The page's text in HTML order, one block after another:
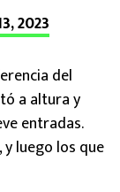
2023
del
a altura y
entradas.
luego los que